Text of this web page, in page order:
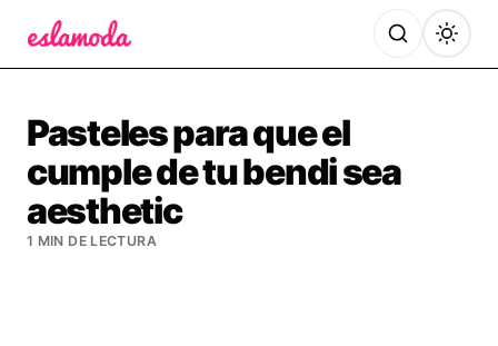
Pasteles para que el
cumple de tu bendi sea
aesthetic
1 MIN DE LECTURA